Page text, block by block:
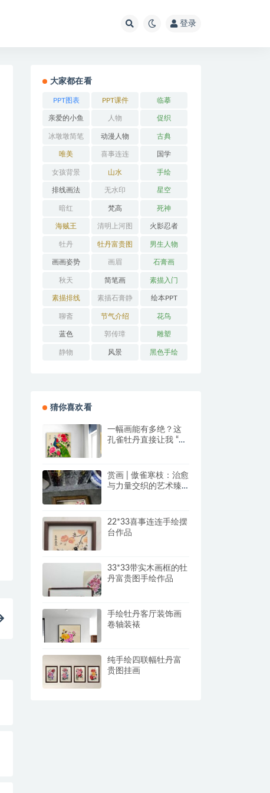
登录
大家都在看
PPT图表 PPT课件 临摹
亲爱的小鱼 人物 促织
冰墩墩简笔
画
动漫人物 古典
唯美 喜事连连 国学
女孩背景 山水 手绘
排线画法 无水印 星空
暗红 梵高 死神
海贼王 清明上河图 火影忍者
牡丹 牡丹富贵图 男生人物
画画姿势 画眉 石膏画
秋天 简笔画 素描入门
素描排线 素描石膏静
物
绘本PPT
聊斋 节气介绍 花鸟
蓝色 郭传璋 雕塑
静物 风景 黑色手绘
猜你喜欢看
一幅画能有多绝？这
孔雀牡丹直接让我 “哇
赏画 | 傲雀寒枝：治愈
与力量交织的艺术臻
22*33喜事连连手绘摆
台作品
33*33带实木画框的牡
丹富贵图手绘作品
手绘牡丹客厅装饰画
卷轴装裱
纯手绘四联幅牡丹富
贵图挂画